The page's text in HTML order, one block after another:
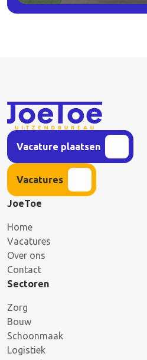
Vacature plaatsen
Vacatures
JoeToe
Home
Vacatures
Over ons
Contact
Sectoren
Zorg
Bouw
Schoonmaak
Logistiek